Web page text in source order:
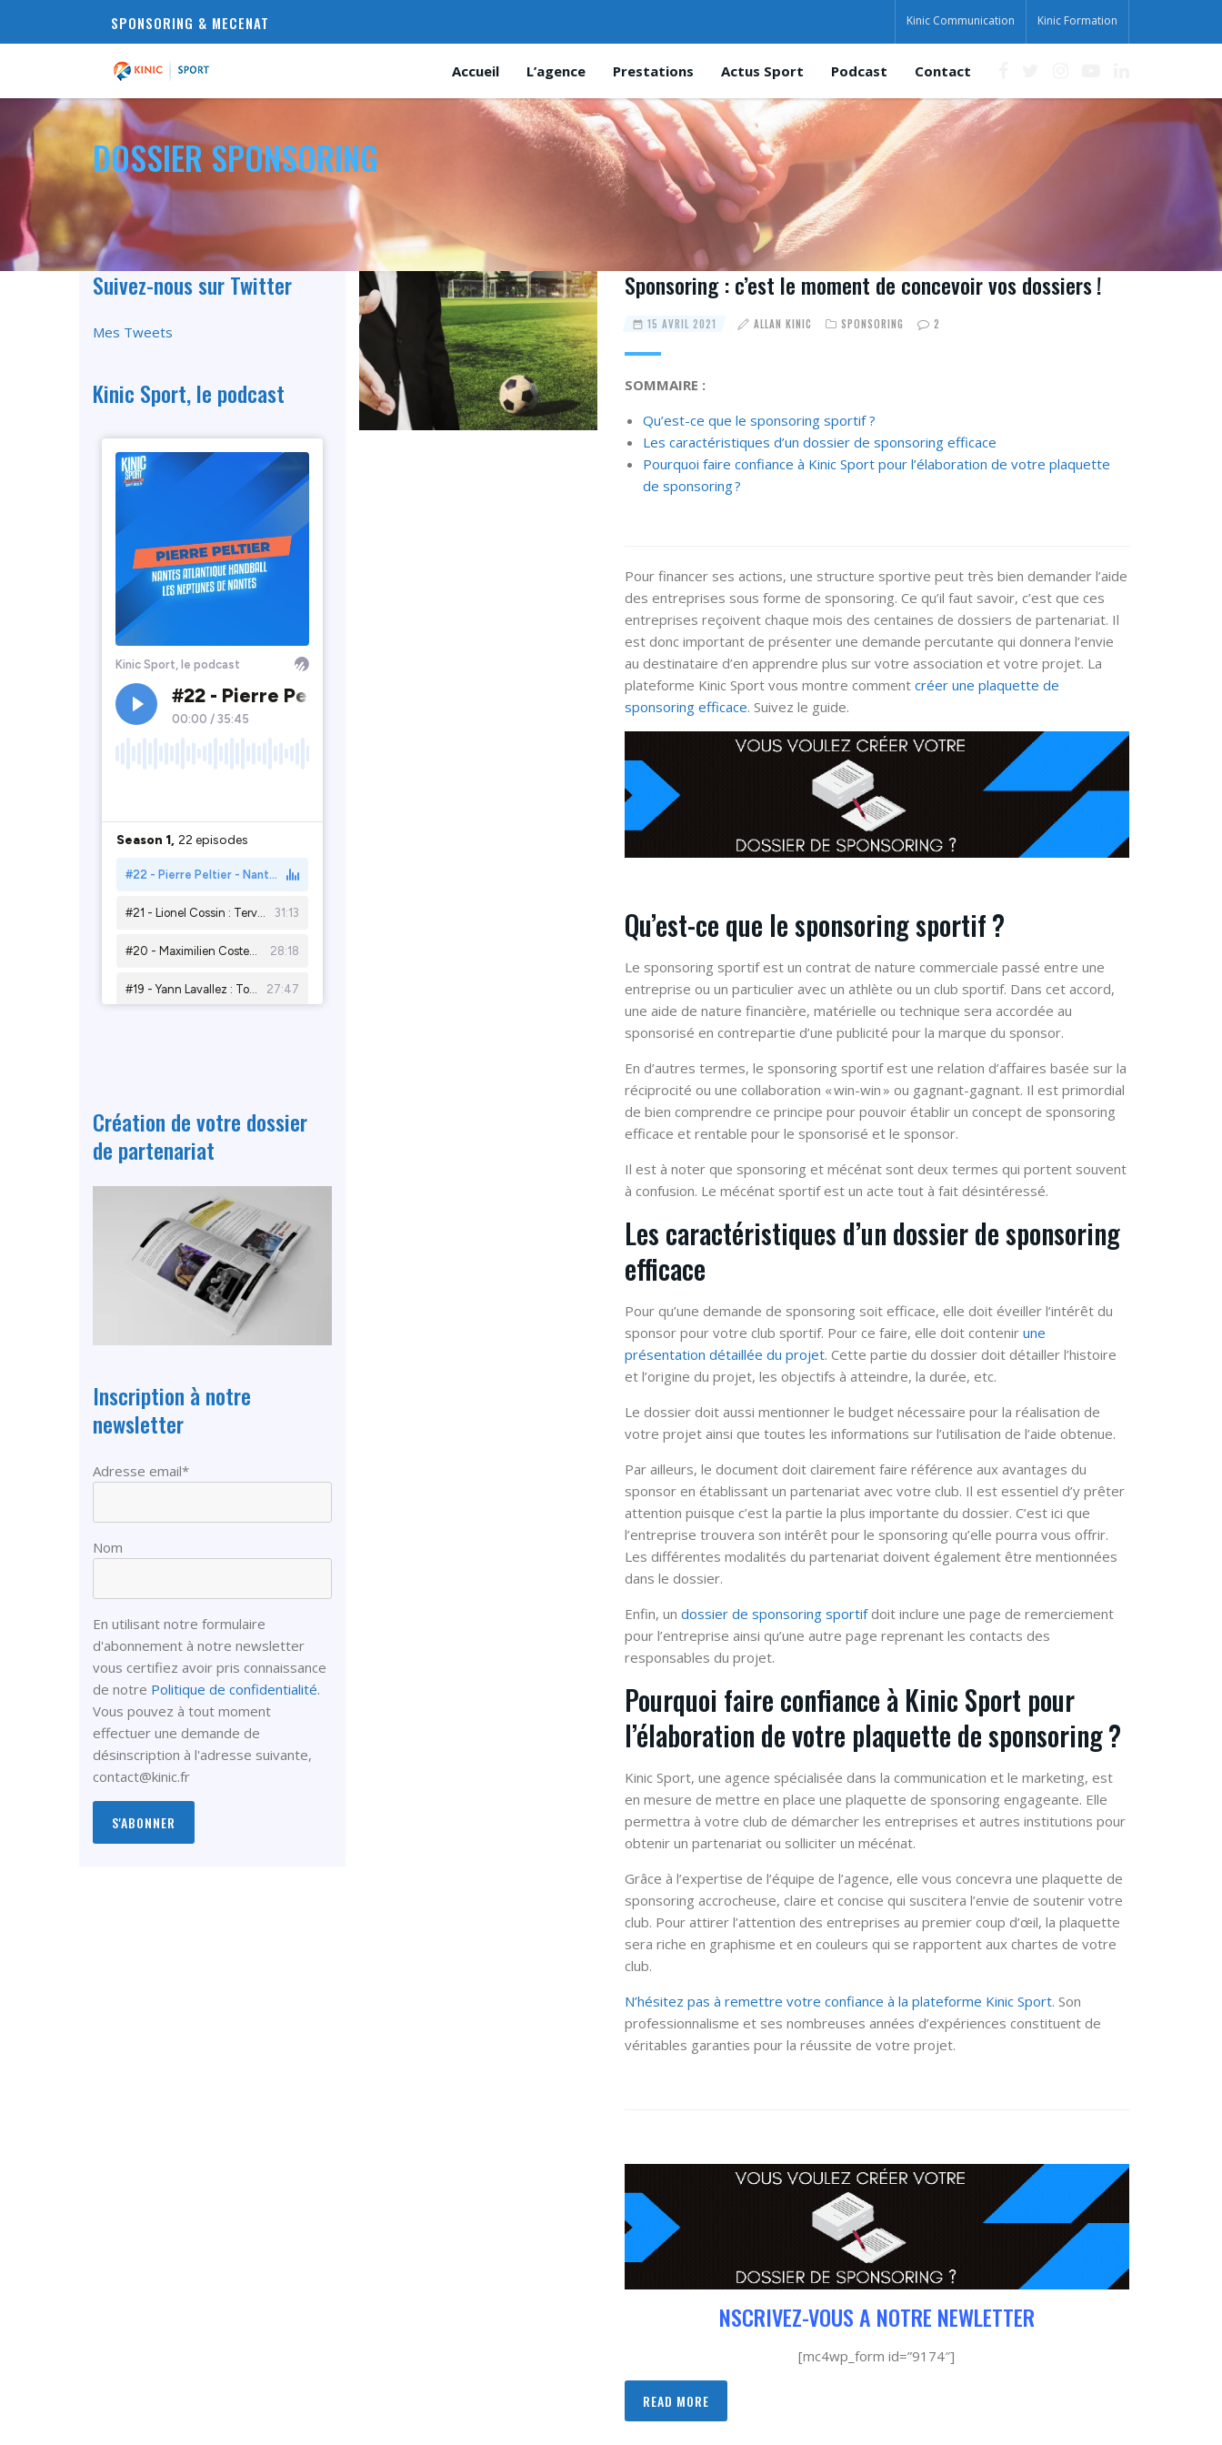
SPONSORING & MECENAT Kinic Communication Kinic Formation
Accueil L’agence Prestations Actus Sport Podcast Contact
DOSSIER SPONSORING
Sponsoring : c’est le moment de concevoir vos dossiers !
15 AVRIL 2021 ALLAN KINIC SPONSORING 2
SOMMAIRE :
Qu’est-ce que le sponsoring sportif ?
Les caractéristiques d’un dossier de sponsoring efficace
Pourquoi faire confiance à Kinic Sport pour l’élaboration de votre plaquette
de sponsoring ?
Pour financer ses actions, une structure sportive peut très bien demander l’aide
des entreprises sous forme de sponsoring. Ce qu’il faut savoir, c’est que ces
entreprises reçoivent chaque mois des centaines de dossiers de partenariat. Il
est donc important de présenter une demande percutante qui donnera l’envie
au destinataire d’en apprendre plus sur votre association et votre projet. La
plateforme Kinic Sport vous montre comment créer une plaquette de
sponsoring efficace. Suivez le guide.
Qu’est-ce que le sponsoring sportif ?
Le sponsoring sportif est un contrat de nature commerciale passé entre une
entreprise ou un particulier avec un athlète ou un club sportif. Dans cet accord,
une aide de nature financière, matérielle ou technique sera accordée au
sponsorisé en contrepartie d’une publicité pour la marque du sponsor.
En d’autres termes, le sponsoring sportif est une relation d’affaires basée sur la
réciprocité ou une collaboration « win-win » ou gagnant-gagnant. Il est primordial
de bien comprendre ce principe pour pouvoir établir un concept de sponsoring
efficace et rentable pour le sponsorisé et le sponsor.
Il est à noter que sponsoring et mécénat sont deux termes qui portent souvent
à confusion. Le mécénat sportif est un acte tout à fait désintéressé.
Les caractéristiques d’un dossier de sponsoring
efficace
Pour qu’une demande de sponsoring soit efficace, elle doit éveiller l’intérêt du
sponsor pour votre club sportif. Pour ce faire, elle doit contenir une
présentation détaillée du projet. Cette partie du dossier doit détailler l’histoire
et l’origine du projet, les objectifs à atteindre, la durée, etc.
Le dossier doit aussi mentionner le budget nécessaire pour la réalisation de
votre projet ainsi que toutes les informations sur l’utilisation de l’aide obtenue.
Par ailleurs, le document doit clairement faire référence aux avantages du
sponsor en établissant un partenariat avec votre club. Il est essentiel d’y prêter
attention puisque c’est la partie la plus importante du dossier. C’est ici que
l’entreprise trouvera son intérêt pour le sponsoring qu’elle pourra vous offrir.
Les différentes modalités du partenariat doivent également être mentionnées
dans le dossier.
Enfin, un dossier de sponsoring sportifdoit inclure une page de remerciement
pour l’entreprise ainsi qu’une autre page reprenant les contacts des
responsables du projet.
Pourquoi faire confiance à Kinic Sport pour
l’élaboration de votre plaquette de sponsoring ?
Kinic Sport, une agence spécialisée dans la communication et le marketing, est
en mesure de mettre en place une plaquette de sponsoring engageante. Elle
permettra à votre club de démarcher les entreprises et autres institutions pour
obtenir un partenariat ou solliciter un mécénat.
Grâce à l’expertise de l’équipe de l’agence, elle vous concevra une plaquette de
sponsoring accrocheuse, claire et concise qui suscitera l’envie de soutenir votre
club. Pour attirer l’attention des entreprises au premier coup d’œil, la plaquette
sera riche en graphisme et en couleurs qui se rapportent aux chartes de votre
club.
N’hésitez pas à remettre votre confiance à la plateforme Kinic Sport. Son
professionnalisme et ses nombreuses années d’expériences constituent de
véritables garanties pour la réussite de votre projet.
NSCRIVEZ-VOUS A NOTRE NEWLETTER
[mc4wp_form id=”9174″]
READ MORE
Suivez-nous sur Twitter
Mes Tweets
Kinic Sport, le podcast
Création de votre dossier
de partenariat
Inscription à notre
newsletter
Adresse email*
Nom
En utilisant notre formulaire
d'abonnement à notre newsletter
vous certifiez avoir pris connaissance
de notre Politique de confidentialité.
Vous pouvez à tout moment
effectuer une demande de
désinscription à l'adresse suivante,
contact@kinic.fr